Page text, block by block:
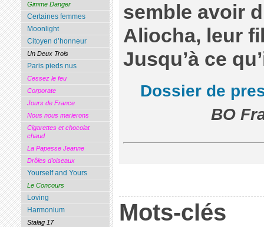
semble avoir
Aliocha, leur
Jusqu’à ce
Dossier de
BO
Mots-clés
Gimme Danger
Certaines femmes
Moonlight
Citoyen d’honneur
Un Deux Trois
Paris pieds nus
Cessez le feu
Corporate
Jours de France
Nous nous marierons
Cigarettes et chocolat
chaud
La Papesse Jeanne
Drôles d’oiseaux
Yourself and Yours
Le Concours
Loving
Harmonium
Stalag 17